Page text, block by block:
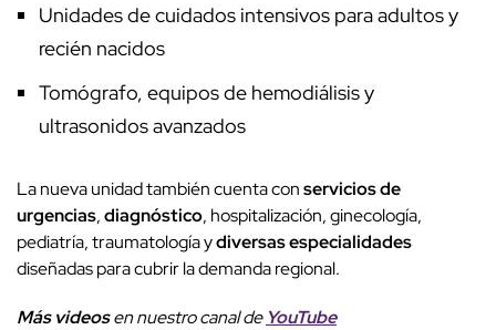
Unidades de cuidados intensivos para adultos y
recién nacidos
Tomógrafo, equipos de hemodiálisis y
ultrasonidos avanzados
La nueva unidad también cuenta conservicios de
urgencias,diagnóstico, hospitalización, ginecología,
pediatría, traumatología ydiversas especialidades
diseñadas para cubrir la demanda regional.
Más videosen nuestro canal de YouTube